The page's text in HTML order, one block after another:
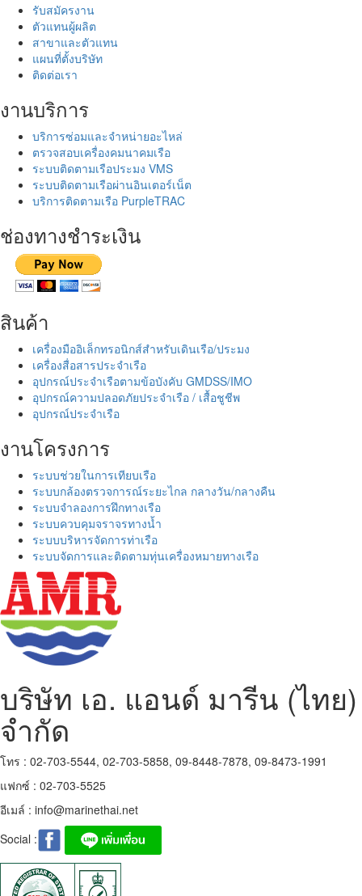
รับสมัครงาน
ตัวแทนผู้ผลิต
สาขาและตัวแทน
แผนที่ตั้งบริษัท
ติดต่อเรา
งานบริการ
บริการซ่อมและจำหน่ายอะไหล่
ตรวจสอบเครื่องคมนาคมเรือ
ระบบติดตามเรือประมง VMS
ระบบติดตามเรือผ่านอินเตอร์เน็ต
บริการติดตามเรือ PurpleTRAC
ช่องทางชำระเงิน
สินค้า
เครื่องมืออิเล็กทรอนิกส์สำหรับเดินเรือ/ประมง
เครื่องสื่อสารประจำเรือ
อุปกรณ์ประจำเรือตามข้อบังคับ GMDSS/IMO
อุปกรณ์ความปลอดภัยประจำเรือ / เสื้อชูชีพ
อุปกรณ์ประจำเรือ
งานโครงการ
ระบบช่วยในการเทียบเรือ
ระบบกล้องตรวจการณ์ระยะไกล กลางวัน/กลางคืน
ระบบจำลองการฝึกทางเรือ
ระบบควบคุมจราจรทางน้ำ
ระบบบริหารจัดการท่าเรือ
ระบบจัดการและติดตามทุ่นเครื่องหมายทางเรือ
บริษัท เอ. แอนด์ มารีน (ไทย)
จำกัด
โทร : 02-703-5544, 02-703-5858, 09-8448-7878, 09-8473-1991
แฟกซ์ : 02-703-5525
อีเมล์ : info@marinethai.net
Social :